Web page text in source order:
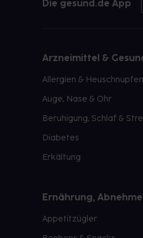
Die gesund.de App
Arzneimittel &
Allergien & Heuschnupfen
Auge, Nase & Ohr
Beruhigung, Schlaf &
Diabetes
Erkältung
Ernährung,
Appetitzügler